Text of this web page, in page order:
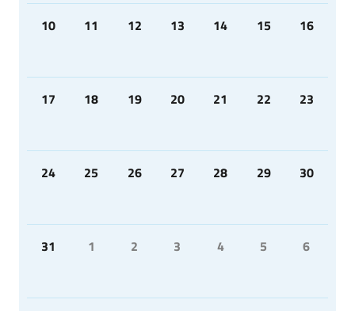
10 11 12 13 14 15 16
17 18 19 20 21 22 23
24 25 26 27 28 29 30
31 1 2 3 4 5 6